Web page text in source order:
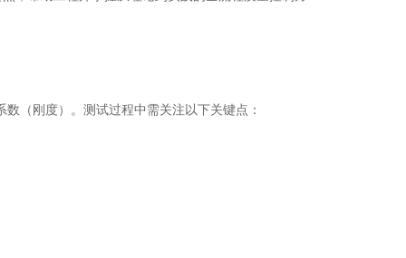
（刚度）。测试过程中需关注以下关键点：